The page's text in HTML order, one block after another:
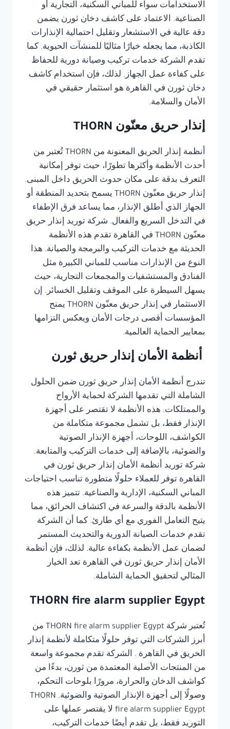
الاستخدامات سواء للمباني السكنية، التجارية أو
الصناعية. الاعتماد على كاشف دخان ثورن يضمن
دقة عالية في الاستشعار وتقليل احتمالية الإنذارات
الكاذبة، مما يجعله خيارًا مثاليًا للمنشآت الحيوية. كما
تقدم الشركة خدمات تركيب وصيانة دورية للحفاظ
على كفاءة عمل الجهاز. لذلك، فإن استخدام كاشف
دخان ثورن في القاهرة هو استثمار حقيقي في
الأمان والسلامة.
إنذار حريق معنّون THORN
أنظمة إنذار الحريق المعنونة من THORN تُعتبر من
أحدث الأنظمة وأكثرها تطورًا، حيث توفر إمكانية
التعرف بدقة على مكان حدوث الحريق داخل المبنى.
إنذار حريق معنّون THORN يسمح بتحديد المنطقة أو
الجهاز الذي أطلق الإنذار، مما يساعد فرق الإطفاء
في التدخل السريع والفعال. شركة توريد إنذار حريق
معنّون THORN في القاهرة تقدم هذه الأنظمة
الحديثة مع خدمات التركيب والبرمجة والصيانة. هذا
النوع من الإنذارات مناسب للمباني الكبيرة مثل
الفنادق والمستشفيات والمجمعات التجارية، حيث
يسهل السيطرة على الموقف وتقليل الخسائر. إن
الاستثمار في إنذار حريق معنّون THORN يمنح
المؤسسات أقصى درجات الأمان ويعكس التزامها
بمعايير الحماية العالمية.
أنظمة الأمان إنذار حريق ثورن
تندرج أنظمة الأمان إنذار حريق ثورن ضمن الحلول
الشاملة التي تقدمها الشركة لحماية الأرواح
والممتلكات. هذه الأنظمة لا تقتصر على أجهزة
الإنذار فقط، بل تشمل مجموعة متكاملة من
الكواشف، اللوحات، أجهزة الإنذار الصوتية
والضوئية، بالإضافة إلى خدمات التركيب والمتابعة.
شركة توريد أنظمة الأمان إنذار حريق ثورن في
القاهرة توفر للعملاء حلولًا متطورة تناسب احتياجات
المباني السكنية، الإدارية والصناعية. تتميز هذه
الأنظمة بالدقة والسرعة في اكتشاف الحرائق، مما
يتيح التعامل الفوري مع أي طارئ. كما أن الشركة
تقدم خدمات الصيانة الدورية والتحديث المستمر
لضمان عمل الأنظمة بكفاءة عالية. لذلك، فإن أنظمة
الأمان إنذار حريق ثورن في القاهرة تعد الخيار
المثالي لتحقيق الحماية الشاملة.
THORN fire alarm supplier Egypt
تُعتبر شركة THORN fire alarm supplier Egypt من
أبرز الشركات التي توفر حلولًا متكاملة لأنظمة إنذار
الحريق في القاهرة . الشركة تقدم مجموعة واسعة
من المنتجات الأصلية المعتمدة من ثورن، بدءًا من
كواشف الدخان والحرارة، مرورًا بلوحات التحكم،
وصولًا إلى أجهزة الإنذار الصوتية والضوئية. THORN
fire alarm supplier Egypt لا يقتصر عملها على
التوريد فقط، بل تقدم أيضًا خدمات التركيب،